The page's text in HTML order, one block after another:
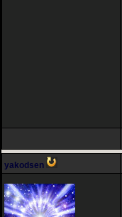
yakodsen